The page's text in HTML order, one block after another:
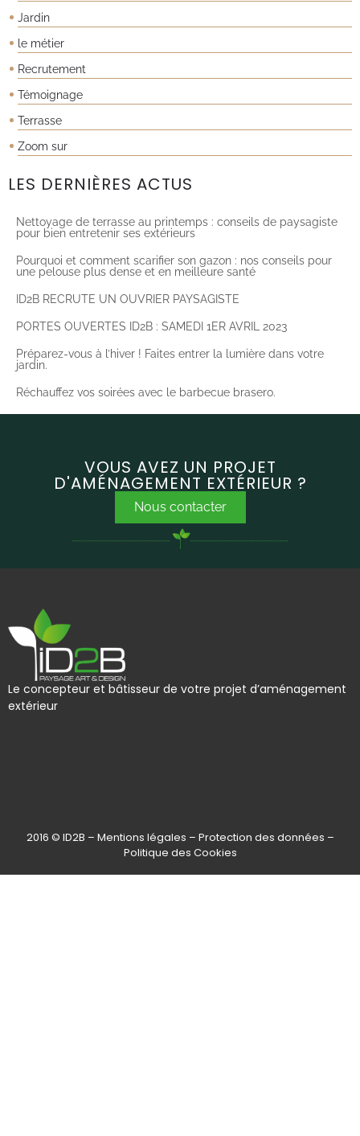
Jardin
le métier
Recrutement
Témoignage
Terrasse
Zoom sur
LES DERNIÈRES ACTUS
Nettoyage de terrasse au printemps : conseils de paysagiste
pour bien entretenir ses extérieurs
Pourquoi et comment scarifier son gazon : nos conseils pour
une pelouse plus dense et en meilleure santé
ID2B RECRUTE UN OUVRIER PAYSAGISTE
PORTES OUVERTES ID2B : SAMEDI 1ER AVRIL 2023
Préparez-vous à l’hiver ! Faites entrer la lumière dans votre
jardin.
Réchauffez vos soirées avec le barbecue brasero.
VOUS AVEZ UN PROJET
D'AMÉNAGEMENT EXTÉRIEUR ?
Nous contacter
Le concepteur et bâtisseur de votre projet d’aménagement
extérieur
2016 © ID2B – Mentions légales – Protection des données –
Politique des Cookies